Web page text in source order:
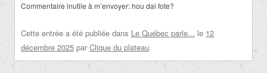
Commentaire inutile à m’envoyer: hou dai fote?
Cette entrée a été publiée dans Le Québec parle... le 12
décembre 2025 par Clique du plateau.